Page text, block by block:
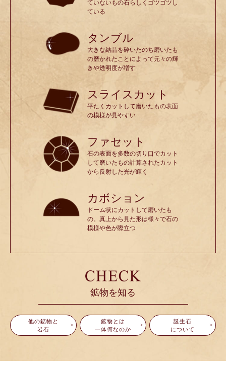
ていないもの石らしくゴツゴツし
ている
タンブル
大きな結晶を砕いたのち磨いたも
の磨かれたことによって元々の輝
きや透明度が増す
スライスカット
平たくカットして磨いたもの表面
の模様が見やすい
ファセット
石の表面を多数の切り口でカット
して磨いたもの計算されたカット
から反射した光が輝く
カボション
ドーム状にカットして磨いたも
の。真上から見た形は様々で石の
模様や色が際立つ
鉱物を知る
他の鉱物と
岩石
鉱物とは
一体何なのか
誕生石
について